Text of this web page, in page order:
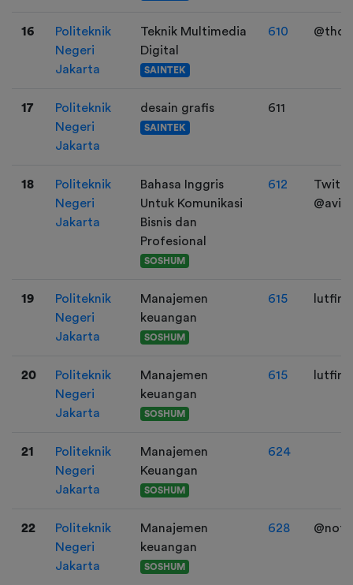
16
Politeknik
Negeri
Jakarta
Teknik Multimedia
Digital
SAINTEK
610
17
Politeknik
Negeri
Jakarta
desain grafis
SAINTEK
611
18
Politeknik
Negeri
Jakarta
Bahasa Inggris
Untuk Komunikasi
Bisnis dan
Profesional
SOSHUM
612
19
Politeknik
Negeri
Jakarta
Manajemen
keuangan
SOSHUM
615
20
Politeknik
Negeri
Jakarta
Manajemen
keuangan
SOSHUM
615
21
Politeknik
Negeri
Jakarta
Manajemen
Keuangan
SOSHUM
624
22
Politeknik
Negeri
Jakarta
Manajemen
keuangan
SOSHUM
628